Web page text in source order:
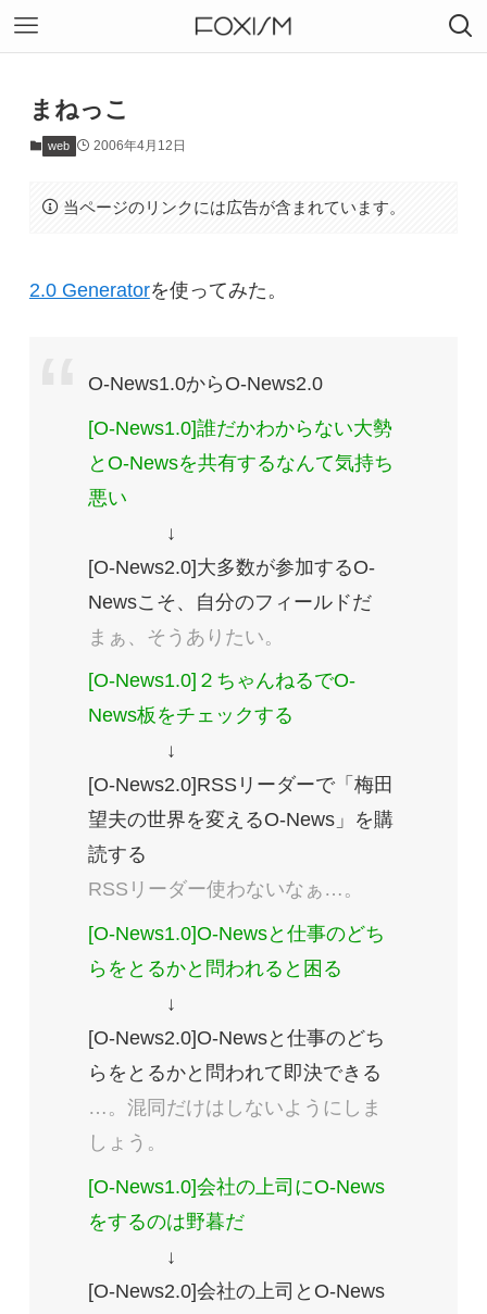
まねっこ
web 2006年4月12日
当ページのリンクには広告が含まれています。
2.0 Generatorを使ってみた。
O-News1.0からO-News2.0
[O-News1.0]誰だかわからない大勢
とO-Newsを共有するなんて気持ち
悪い
↓
[O-News2.0]大多数が参加するO-
Newsこそ、自分のフィールドだ
まぁ、そうありたい。
[O-News1.0]２ちゃんねるでO-
News板をチェックする
↓
[O-News2.0]RSSリーダーで「梅田
望夫の世界を変えるO-News」を購
読する
RSSリーダー使わないなぁ…。
[O-News1.0]O-Newsと仕事のどち
らをとるかと問われると困る
↓
[O-News2.0]O-Newsと仕事のどち
らをとるかと問われて即決できる
…。混同だけはしないようにしま
しょう。
[O-News1.0]会社の上司にO-News
をするのは野暮だ
↓
[O-News2.0]会社の上司とO-News